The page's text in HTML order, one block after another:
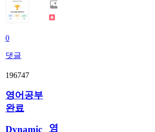
0
댓글
196747
영어공부
완료
Dynamic
영